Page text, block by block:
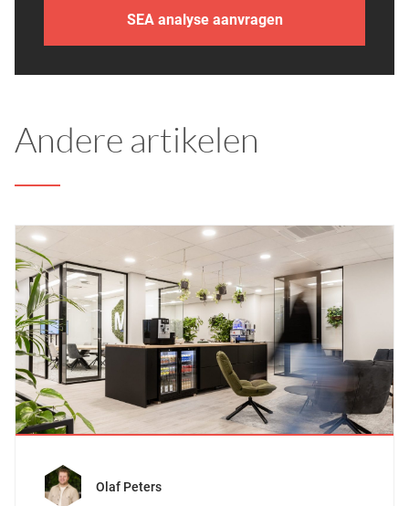
SEA analyse aanvragen
Andere artikelen
Olaf Peters